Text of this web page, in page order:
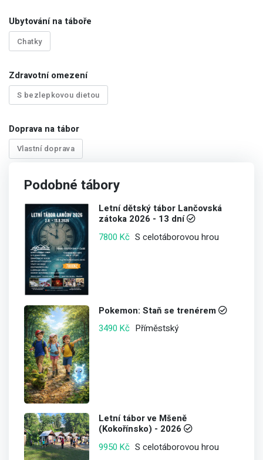
Podobné tábory
Letní dětský tábor Lančovská
zátoka 2026 - 13 dní
7800 Kč S celotáborovou hrou
Pokemon: Staň se trenérem
3490 Kč Příměstský
Letní tábor ve Mšeně
(Kokořínsko) - 2026
9950 Kč S celotáborovou hrou
Ubytování na táboře
Chatky
Zdravotní omezení
S bezlepkovou dietou
Doprava na tábor
Vlastní doprava